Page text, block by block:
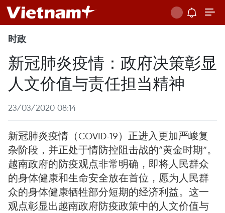
时政
新冠肺炎疫情：政府决策彰显
人文价值与责任担当精神
23/03/2020 08:14
新冠肺炎疫情（COVID-19）正进入更加严峻复
杂阶段，并正处于情防控阻击战的“黄金时期”。
越南政府的防疫观点非常明确，即将人民群众
的身体健康和生命安全放在首位，愿为人民群
众的身体健康牺牲部分短期的经济利益。这一
观点彰显出越南政府防疫政策中的人文价值与